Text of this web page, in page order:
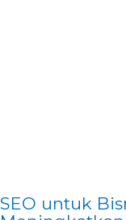
SEO untuk